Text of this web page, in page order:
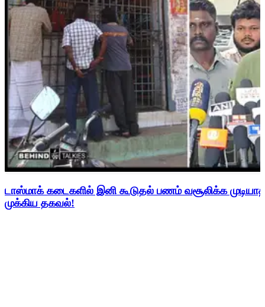
டாஸ்மாக் கடைகளில் இனி கூடுதல் பணம் வசூலிக்க
முக்கிய தகவல்!